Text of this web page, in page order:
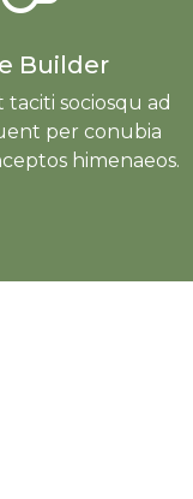
Builder
taciti sociosqu ad
per conubia
himenaeos.